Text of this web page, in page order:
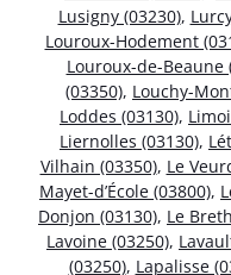
Lusigny (03230),
Louroux-Hodement
Louroux-de-Beaune
(03350), Louchy-
Loddes (03130),
Liernolles (03130),
Vilhain (03350), Le
Mayet-d’École (03800),
Donjon (03130), Le
Lavoine (03250),
(03250), Lapalisse